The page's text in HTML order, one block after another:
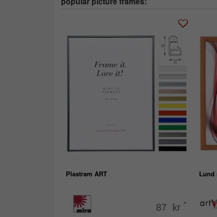
Plastram ART
87 kr *
Lund